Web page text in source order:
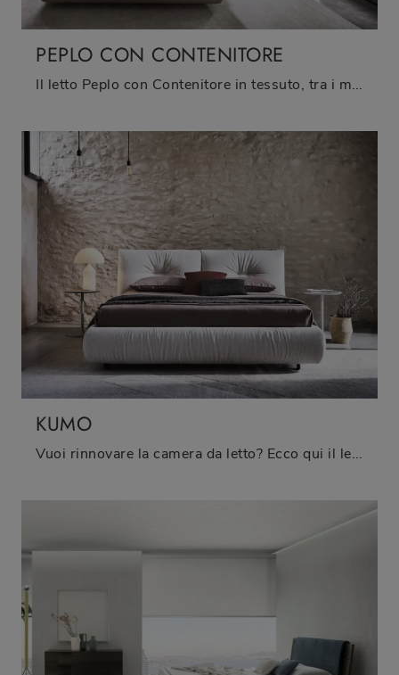
PEPLO CON CONTENITORE
Il letto Peplo con Contenitore in tessuto, tra i modelli con contenitore matrimoniali moderni di Sangiacomo, è pensato per assicurarti il sonno più ...
KUMO
Vuoi rinnovare la camera da letto? Ecco qui il letto in tessuto Kumo di Twils per spazi design.